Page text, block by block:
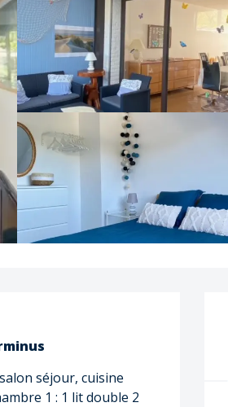
séjour, cuisine
1 : 1 lit double 2